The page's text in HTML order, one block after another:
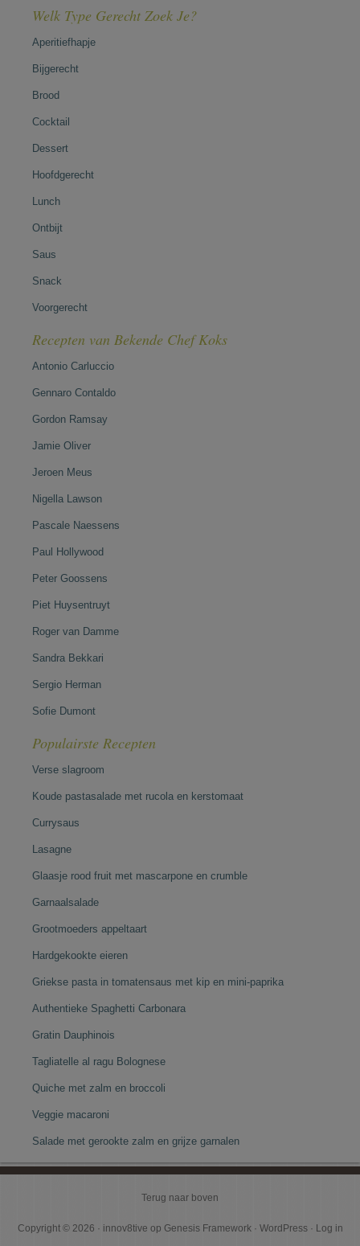
Welk Type Gerecht Zoek Je?
Aperitiefhapje
Bijgerecht
Brood
Cocktail
Dessert
Hoofdgerecht
Lunch
Ontbijt
Saus
Snack
Voorgerecht
Recepten van Bekende Chef Koks
Antonio Carluccio
Gennaro Contaldo
Gordon Ramsay
Jamie Oliver
Jeroen Meus
Nigella Lawson
Pascale Naessens
Paul Hollywood
Peter Goossens
Piet Huysentruyt
Roger van Damme
Sandra Bekkari
Sergio Herman
Sofie Dumont
Populairste Recepten
Verse slagroom
Koude pastasalade met rucola en kerstomaat
Currysaus
Lasagne
Glaasje rood fruit met mascarpone en crumble
Garnaalsalade
Grootmoeders appeltaart
Hardgekookte eieren
Griekse pasta in tomatensaus met kip en mini-paprika
Authentieke Spaghetti Carbonara
Gratin Dauphinois
Tagliatelle al ragu Bolognese
Quiche met zalm en broccoli
Veggie macaroni
Salade met gerookte zalm en grijze garnalen
Terug naar boven
Copyright © 2026 · innov8tive op Genesis Framework· WordPress· Log in